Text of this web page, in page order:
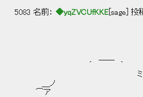
5083 名前： ◆yqZVCUfKKE [sage] 投
ミ
＿ノ
⌒ア